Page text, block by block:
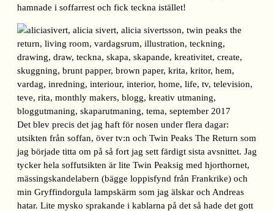
hamnade i soffarrest och fick teckna istället!
Det blev precis det jag haft för nosen under flera dagar:
utsikten från soffan, över tv:n och Twin Peaks The Return som
jag började titta om på så fort jag sett färdigt sista avsnittet. Jag
tycker hela soffutsikten är lite Twin Peaksig med hjorthornet,
mässingskandelabern (bägge loppisfynd från Frankrike) och
min Gryffindorgula lampskärm som jag älskar och Andreas
hatar. Lite mysko sprakande i kablarna på det så hade det gott